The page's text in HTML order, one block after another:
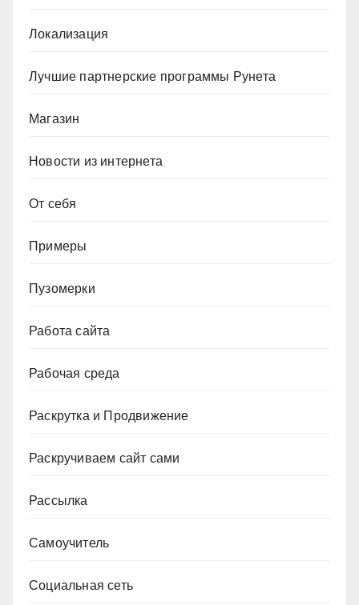
Локализация
Лучшие партнерские программы Рунета
Магазин
Новости из интернета
От себя
Примеры
Пузомерки
Работа сайта
Рабочая среда
Раскрутка и Продвижение
Раскручиваем сайт сами
Рассылка
Самоучитель
Социальная сеть